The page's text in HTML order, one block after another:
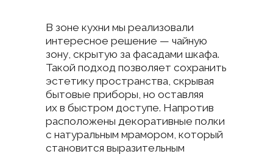
это пространство
многофункциональным,
не перегружая его визуально.
Мы использовали натуральные
материалы и нейтральную
цветовую гамму, создающую
атмосферу спокойствия
и умиротворения.
Текстиль высокого качества
дополняет общее впечатление
сдержанной элегантности.